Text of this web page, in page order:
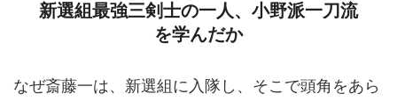
新選組最強三剣士の一人、小野派一刀流
を学んだか
なぜ斎藤一は、新選組に入隊し、そこで頭角をあら